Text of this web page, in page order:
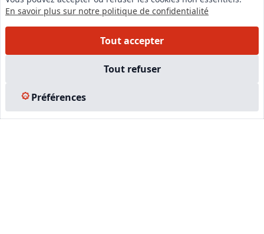
En savoir plus sur notre politique de confidentialité
Tout accepter
Tout refuser
Préférences
Instagram
EN SAVOIR PLUS
Formations
Nous rejoindre